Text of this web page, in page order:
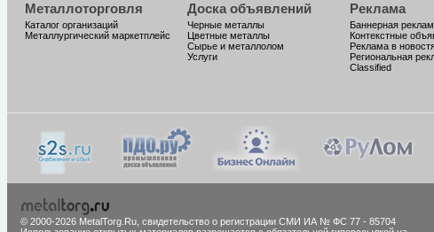
Металлоторговля
Каталог организаций
Металлургический маркетплейс
Доска объявлений
Черные металлы
Цветные металлы
Сырье и металлолом
Услуги
Реклама
Баннерная
Контекстные
Реклама в
Региональная
Classified
© 2000-2026 MetalTorg.Ru, cвидетельство о регистрации СМИ ИА № ФС 77 - 85704